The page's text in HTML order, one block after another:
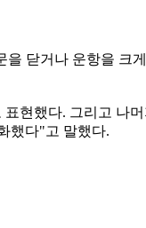
닫거나 운항을 크
현했다. 그리고 나
했다"고 말했다.